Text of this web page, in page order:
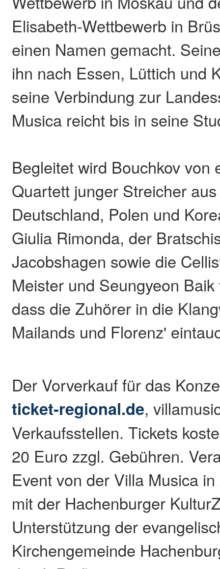
Elisabeth-Wettbewerb in
einen Namen gemacht.
ihn nach Essen, Lüttich und
seine Verbindung zur
Musica reicht bis in seine
Begleitet wird Bouchkov von
Quartett junger Streicher
Deutschland, Polen und
Giulia Rimonda, der
Jacobshagen sowie die
Meister und Seungyeon
dass die Zuhörer in die
Mailands und Florenz'
Der Vorverkauf für das
ticket-regional.de,
Verkaufsstellen. Tickets
20 Euro zzgl. Gebühren.
Event von der Villa Musica
mit der Hachenburger
Unterstützung der
Kirchengemeinde